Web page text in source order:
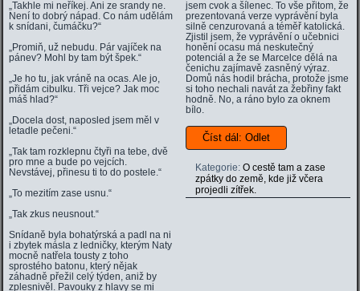
„Takhle mi neříkej. Ani ze srandy ne.
Není to dobrý nápad. Co nám udělám
k snídani, čumáčku?“
„Promiň, už nebudu. Pár vajíček na
pánev? Mohl by tam být špek.“
„Je ho tu, jak vráně na ocas. Ale jo,
přidám cibulku. Tři vejce? Jak moc
máš hlad?“
„Docela dost, naposled jsem měl v
letadle pečeni.“
„Tak tam rozklepnu čtyři na tebe, dvě
pro mne a bude po vejcích.
Nevstávej, přinesu ti to do postele.“
„To mezitím zase usnu.“
„Tak zkus neusnout.“
Snídaně byla bohatýrská a padl na ni
i zbytek másla z ledničky, kterým Naty
mocně natřela tousty z toho
sprostého batonu, který nějak
záhadně přežil celý týden, aniž by
zplesnivěl. Pavouky z hlavy se mi
jsem cvok a šílenec. To vše přitom, že
prezentovaná verze vyprávění byla
silně cenzurovaná a téměř katolická.
Zjistil jsem, že vyprávění o učebnici
honění ocasu má neskutečný
potenciál a že se Marcelce dělá na
čenichu zajímavě zasněný výraz.
Domů nás hodil brácha, protože jsme
si toho nechali navát za žebřiny fakt
hodně. No, a ráno bylo za oknem
bílo.
Číst dál: Odlet
Kategorie: O cestě tam a zase
zpátky do země, kde již včera
projedli zítřek.